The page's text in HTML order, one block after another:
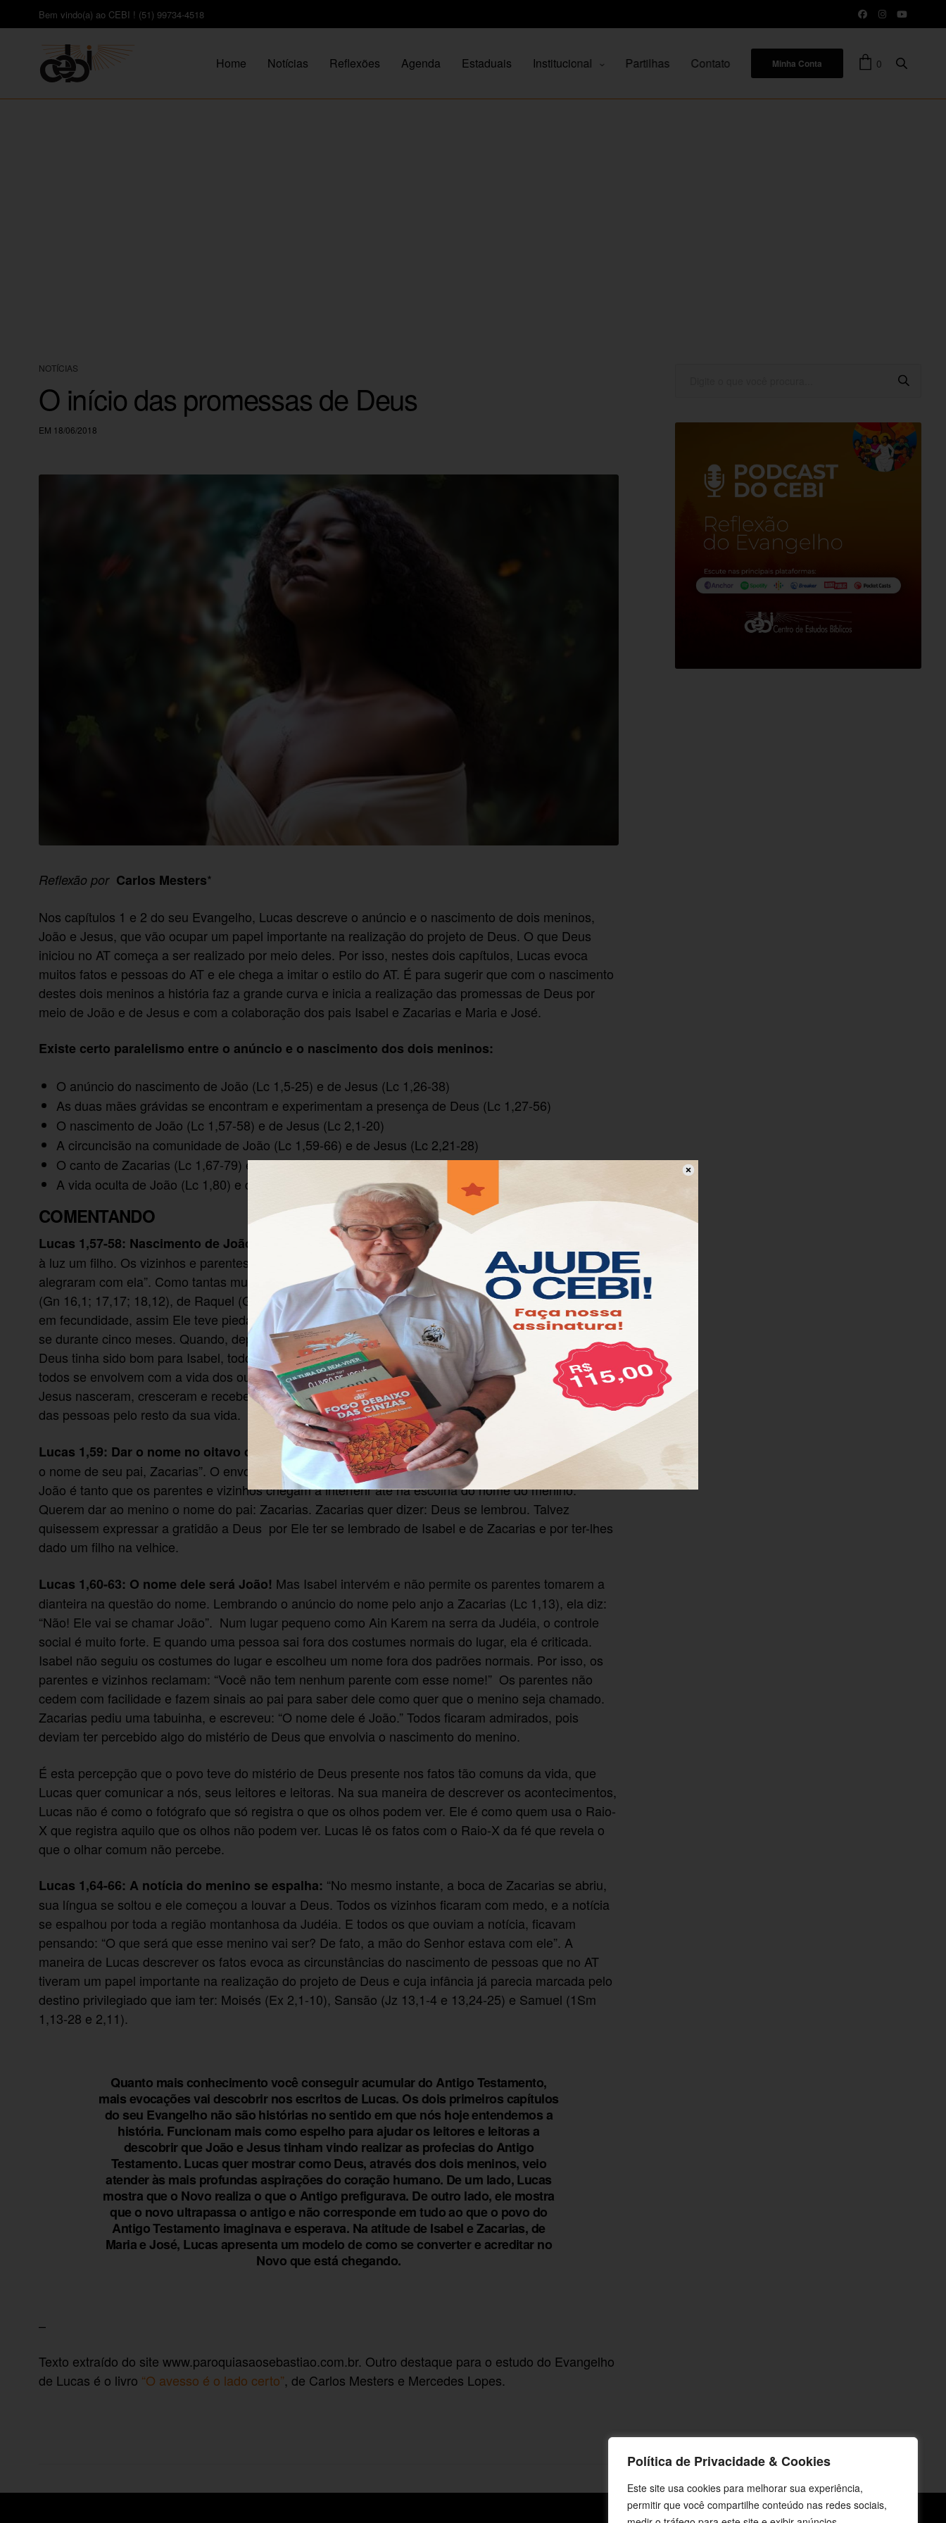
Política de Privacidade & Cookies
Este site usa cookies para melhorar sua experiência,
permitir que você compartilhe conteúdo nas redes sociais,
Bem vindo(a) ao CEBI ! (51) 99734-4518
Home Notícias Reflexões Agenda Estaduais Institucional Partilhas Contato Minha Conta 0
NOTÍCIAS
O início das promessas de Deus
EM 18/06/2018
Reflexão por Carlos Mesters*
Nos capítulos 1 e 2 do seu Evangelho, Lucas descreve o anúncio e o nascimento de dois meninos,
João e Jesus, que vão ocupar um papel importante na realização do projeto de Deus. O que Deus
iniciou no AT começa a ser realizado por meio deles. Por isso, nestes dois capítulos, Lucas evoca
muitos fatos e pessoas do AT e ele chega a imitar o estilo do AT. É para sugerir que com o nascimento
destes dois meninos a história faz a grande curva e inicia a realização das promessas de Deus por
meio de João e de Jesus e com a colaboração dos pais Isabel e Zacarias e Maria e José.
Existe certo paralelismo entre o anúncio e o nascimento dos dois meninos:
O anúncio do nascimento de João (Lc 1,5-25) e de Jesus (Lc 1,26-38)
As duas mães grávidas se encontram e experimentam a presença de Deus (Lc 1,27-56)
O nascimento de João (Lc 1,57-58) e de Jesus (Lc 2,1-20)
A circuncisão na comunidade de João (Lc 1,59-66) e de Jesus (Lc 2,21-28)
O canto de Zacarias (Lc 1,67-79) e o canto de Simeão com a profecia de Ana (Lc 2,29-32)
A vida oculta de João (Lc 1,80) e de Jesus (Lc 2,39-52)
COMENTANDO
Lucas 1,57-58: Nascimento de João Batista:
“Completou-se para Isabel o tempo do parto e ela deu
à luz um filho. Os vizinhos e parentes ouviram dizer como o Senhor tinha sido bom para Isabel, e se
alegraram com ela”. Como tantas mulheres do AT, Isabel era estéril: Como Deus teve piedade de Sara
(Gn 16,1; 17,17; 18,12), de Raquel (Gn 29,31) e de Ana (1Sm 1,2.6.11) transformando a esterilidade
em fecundidade, assim Ele teve piedade de Isabel, e ela concebeu um filho. Grávida, Isabel escondeu-
se durante cinco meses. Quando, depois de cinco meses, o povo pôde verificar no corpo dela como
Deus tinha sido bom para Isabel, todos se alegraram com ela. Este ambiente comunitário em que
todos se envolvem com a vida dos outros, tanto na alegria como na dor, é o ambiente em que João e
Jesus nasceram, cresceram e receberam a sua formação. Um ambiente assim marca a personalidade
das pessoas pelo resto da sua vida. É este ambiente comunitário que mais nos falta hoje.
Lucas 1,59: Dar o nome no oitavo dia
: “No oitavo dia, foram circuncidar o menino e queriam dar-lhe
o nome de seu pai, Zacarias”. O envolvimento da comunidade na vida da família de Zacarias, Isabel e
João é tanto que os parentes e vizinhos chegam a interferir até na escolha do nome do menino.
Querem dar ao menino o nome do pai: Zacarias. Zacarias quer dizer: Deus se lembrou. Talvez
quisessem expressar a gratidão a Deus por Ele ter se lembrado de Isabel e de Zacarias e por ter-lhes
dado um filho na velhice.
Lucas 1,60-63: O nome dele será João! Mas Isabel intervém e não permite os parentes tomarem a
dianteira na questão do nome. Lembrando o anúncio do nome pelo anjo a Zacarias (Lc 1,13), ela diz:
“Não! Ele vai se chamar João”. Num lugar pequeno como Ain Karem na serra da Judéia, o controle
social é muito forte. E quando uma pessoa sai fora dos costumes normais do lugar, ela é criticada.
Isabel não seguiu os costumes do lugar e escolheu um nome fora dos padrões normais. Por isso, os
parentes e vizinhos reclamam: “Você não tem nenhum parente com esse nome!” Os parentes não
cedem com facilidade e fazem sinais ao pai para saber dele como quer que o menino seja chamado.
Zacarias pediu uma tabuinha, e escreveu: “O nome dele é João.” Todos ficaram admirados, pois
deviam ter percebido algo do mistério de Deus que envolvia o nascimento do menino.
É esta percepção que o povo teve do mistério de Deus presente nos fatos tão comuns da vida, que
Lucas quer comunicar a nós, seus leitores e leitoras. Na sua maneira de descrever os acontecimentos,
Lucas não é como o fotógrafo que só registra o que os olhos podem ver. Ele é como quem usa o Raio-
X que registra aquilo que os olhos não podem ver. Lucas lê os fatos com o Raio-X da fé que revela o
que o olhar comum não percebe.
Lucas 1,64-66: A notícia do menino se espalha: “No mesmo instante, a boca de Zacarias se abriu,
sua língua se soltou e ele começou a louvar a Deus. Todos os vizinhos ficaram com medo, e a notícia
se espalhou por toda a região montanhosa da Judéia. E todos os que ouviam a notícia, ficavam
pensando: “O que será que esse menino vai ser? De fato, a mão do Senhor estava com ele”. A
maneira de Lucas descrever os fatos evoca as circunstâncias do nascimento de pessoas que no AT
tiveram um papel importante na realização do projeto de Deus e cuja infância já parecia marcada pelo
destino privilegiado que iam ter: Moisés (Ex 2,1-10), Sansão (Jz 13,1-4 e 13,24-25) e Samuel (1Sm
1,13-28 e 2,11).
Quanto mais conhecimento você conseguir acumular do Antigo Testamento,
mais evocações vai descobrir nos escritos de Lucas. Os dois primeiros capítulos
do seu Evangelho não são histórias no sentido em que nós hoje entendemos a
história. Funcionam mais como espelho para ajudar os leitores e leitoras a
descobrir que João e Jesus tinham vindo realizar as profecias do Antigo
Testamento. Lucas quer mostrar como Deus, através dos dois meninos, veio
atender às mais profundas aspirações do coração humano. De um lado, Lucas
mostra que o Novo realiza o que o Antigo prefigurava. De outro lado, ele mostra
que o novo ultrapassa o antigo e não corresponde em tudo ao que o povo do
Antigo Testamento imaginava e esperava. Na atitude de Isabel e Zacarias, de
Maria e José, Lucas apresenta um modelo de como se converter e acreditar no
Novo que está chegando.
–
Texto extraído do site www.paroquiasaosebastiao.com.br. Outro destaque para o estudo do Evangelho
de Lucas é o livro “O avesso é o lado certo”, de Carlos Mesters e Mercedes Lopes.